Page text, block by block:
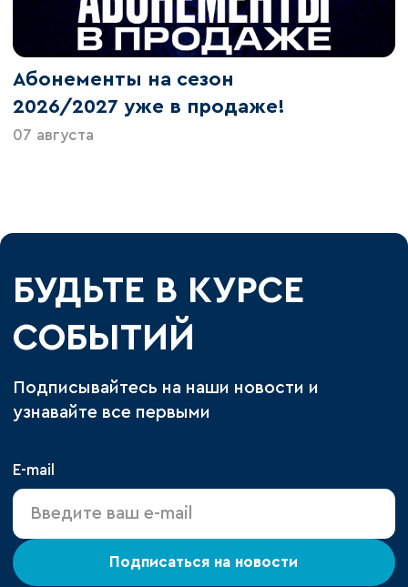
Абонементы на сезон
2026/2027 уже в продаже!
07 августа
БУДЬТЕ В КУРСЕ
СОБЫТИЙ
Подписывайтесь на наши новости и
узнавайте все первыми
E-mail
Подписаться на новости